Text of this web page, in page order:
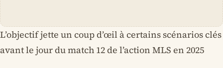
L’objectif jette un coup d’œil à certains scénarios clés
avant le jour du match 12 de l’action MLS en 2025